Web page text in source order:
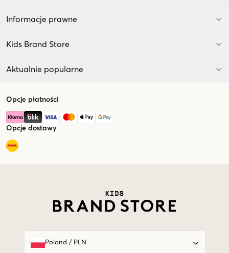
Informacje prawne
Kids Brand Store
Aktualnie popularne
Opcje płatności
Opcje dostawy
Poland / PLN